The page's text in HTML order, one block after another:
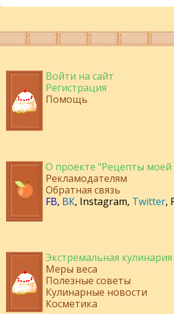
Войти на сайт
Регистрация
Помощь
О проекте "Рецепты моей
Рекламодателям
Обратная связь
FB, ВК, Instagram, Twitter,
Экстремальная кулинария
Меры веса
Полезные советы
Кулинарные новости
Косметика